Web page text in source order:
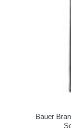
Bauer